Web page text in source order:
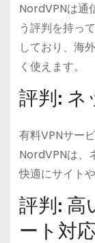
NordVPNは通
う評判を持っ
しており、海
く使えます。
評判: ネ
有料VPNサー
NordVPNは、
快適にサイト
評判: 高
ート対応